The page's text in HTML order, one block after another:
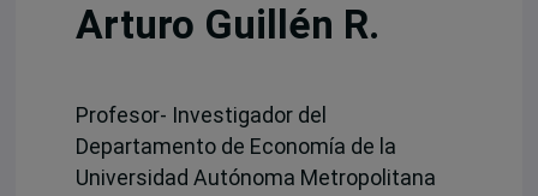
Arturo Guillén R.
Profesor- Investigador del
Departamento de Economía de la
Universidad Autónoma Metropolitana